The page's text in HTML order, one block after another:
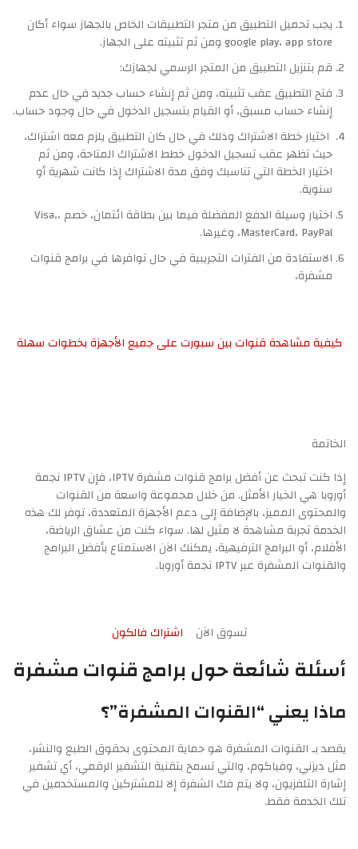
يجب تحميل التطبيق من متجر التطبيقات الخاص بالجهاز سواء أكان
google play، app store ومن ثم تثبيته على الجهاز.
قم بتنزيل التطبيق من المتجر الرسمي لجهازك:
فتح التطبيق عقب تثبيته، ومن ثم إنشاء حساب جديد في حال عدم
إنشاء حساب مسبق، أو القيام بتسجيل الدخول في حال وجود حساب.
اختيار خطة الاشتراك وذلك في حال كان التطبيق يلزم معه اشتراك،
حيث تظهر عقب تسجيل الدخول خطط الاشتراك المتاحة، ومن ثم
اختيار الخطة التي تناسبك وفق مدة الاشتراك إذا كانت شهرية أو
سنوية.
اختيار وسيلة الدفع المفضلة فيما بين بطاقة ائتمان، خصم ،Visa،
MasterCard، PayPal، وغيرها.
الاستفادة من الفترات التجريبية في حال توافرها في برامج قنوات
مشفرة،
كيفية مشاهدة قنوات بين سبورت على جميع الأجهزة بخطوات سهلة
الخاتمة
إذا كنت تبحث عن أفضل برامج قنوات مشفرة IPTV، فإن IPTV نجمة
أوروبا هي الخيار الأمثل. من خلال مجموعة واسعة من القنوات
والمحتوى المميز، بالإضافة إلى دعم الأجهزة المتعددة، توفر لك هذه
الخدمة تجربة مشاهدة لا مثيل لها. سواء كنت من عشاق الرياضة،
الأفلام، أو البرامج الترفيهية، يمكنك الآن الاستمتاع بأفضل البرامج
والقنوات المشفرة عبر IPTV نجمة أوروبا.
تسوق الآن اشتراك فالكون
أسئلة شائعة حول برامج قنوات مشفرة
ماذا يعني “القنوات المشفرة”؟
يقصد بـ القنوات المشفرة هو حماية المحتوى بحقوق الطبع والنشر،
مثل ديزني، وفياكوم، والتي تسمح بتقنية التشفير الرقمي، أي تشفير
إشارة التلفزيون، ولا يتم فك الشفرة إلا للمشتركين والمستخدمين في
تلك الخدمة فقط.